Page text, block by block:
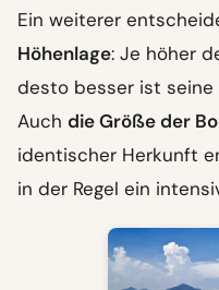
Ein weiterer
Höhenlage: Je höher
desto besser ist seine
Auch die Größe der
identischer Herkunft
in der Regel ein